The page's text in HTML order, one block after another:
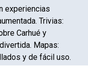
experiencias
Trivias:
Carhué y
Mapas:
y de fácil uso.